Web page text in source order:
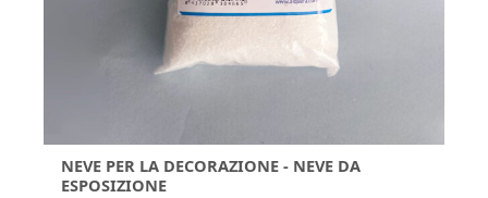
NEVE PER LA DECORAZIONE - NEVE DA
ESPOSIZIONE